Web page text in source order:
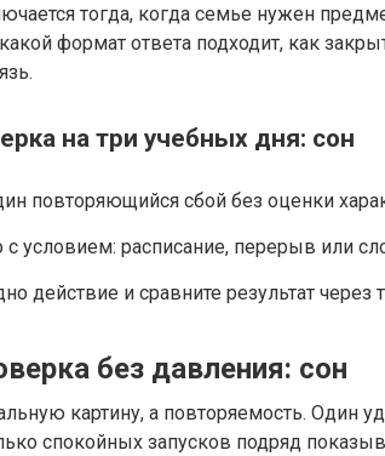
тогда, когда семье нужен
формат ответа подходит, как
на три учебных дня: сон
повторяющийся сбой без оценки
с условием: расписание, перерыв или
действие и сравните результат через
без давления: сон
картину, а повторяемость. Один
спокойных запусков подряд